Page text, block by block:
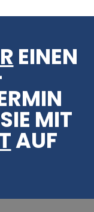
EINEN
MIT
AUF